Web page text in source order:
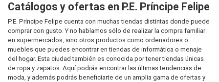
Catálogos y ofertas en P.E. Príncipe Felipe
P.E. Príncipe Felipe cuenta con muchas tiendas distintas donde puede
comprar con gusto. Y no hablamos sólo de realizar la compra familiar
en supermercados, sino otros productos como ordenadores o
muebles que puedes encontrar en tiendas de informática o menaje
del hogar. Esta ciudad también es conocida por tener tiendas únicas
de ropa y zapatos. Aquí podrás encontrar las últimas tendencias de
moda, y además podrás beneficiarte de un amplia gama de ofertas y